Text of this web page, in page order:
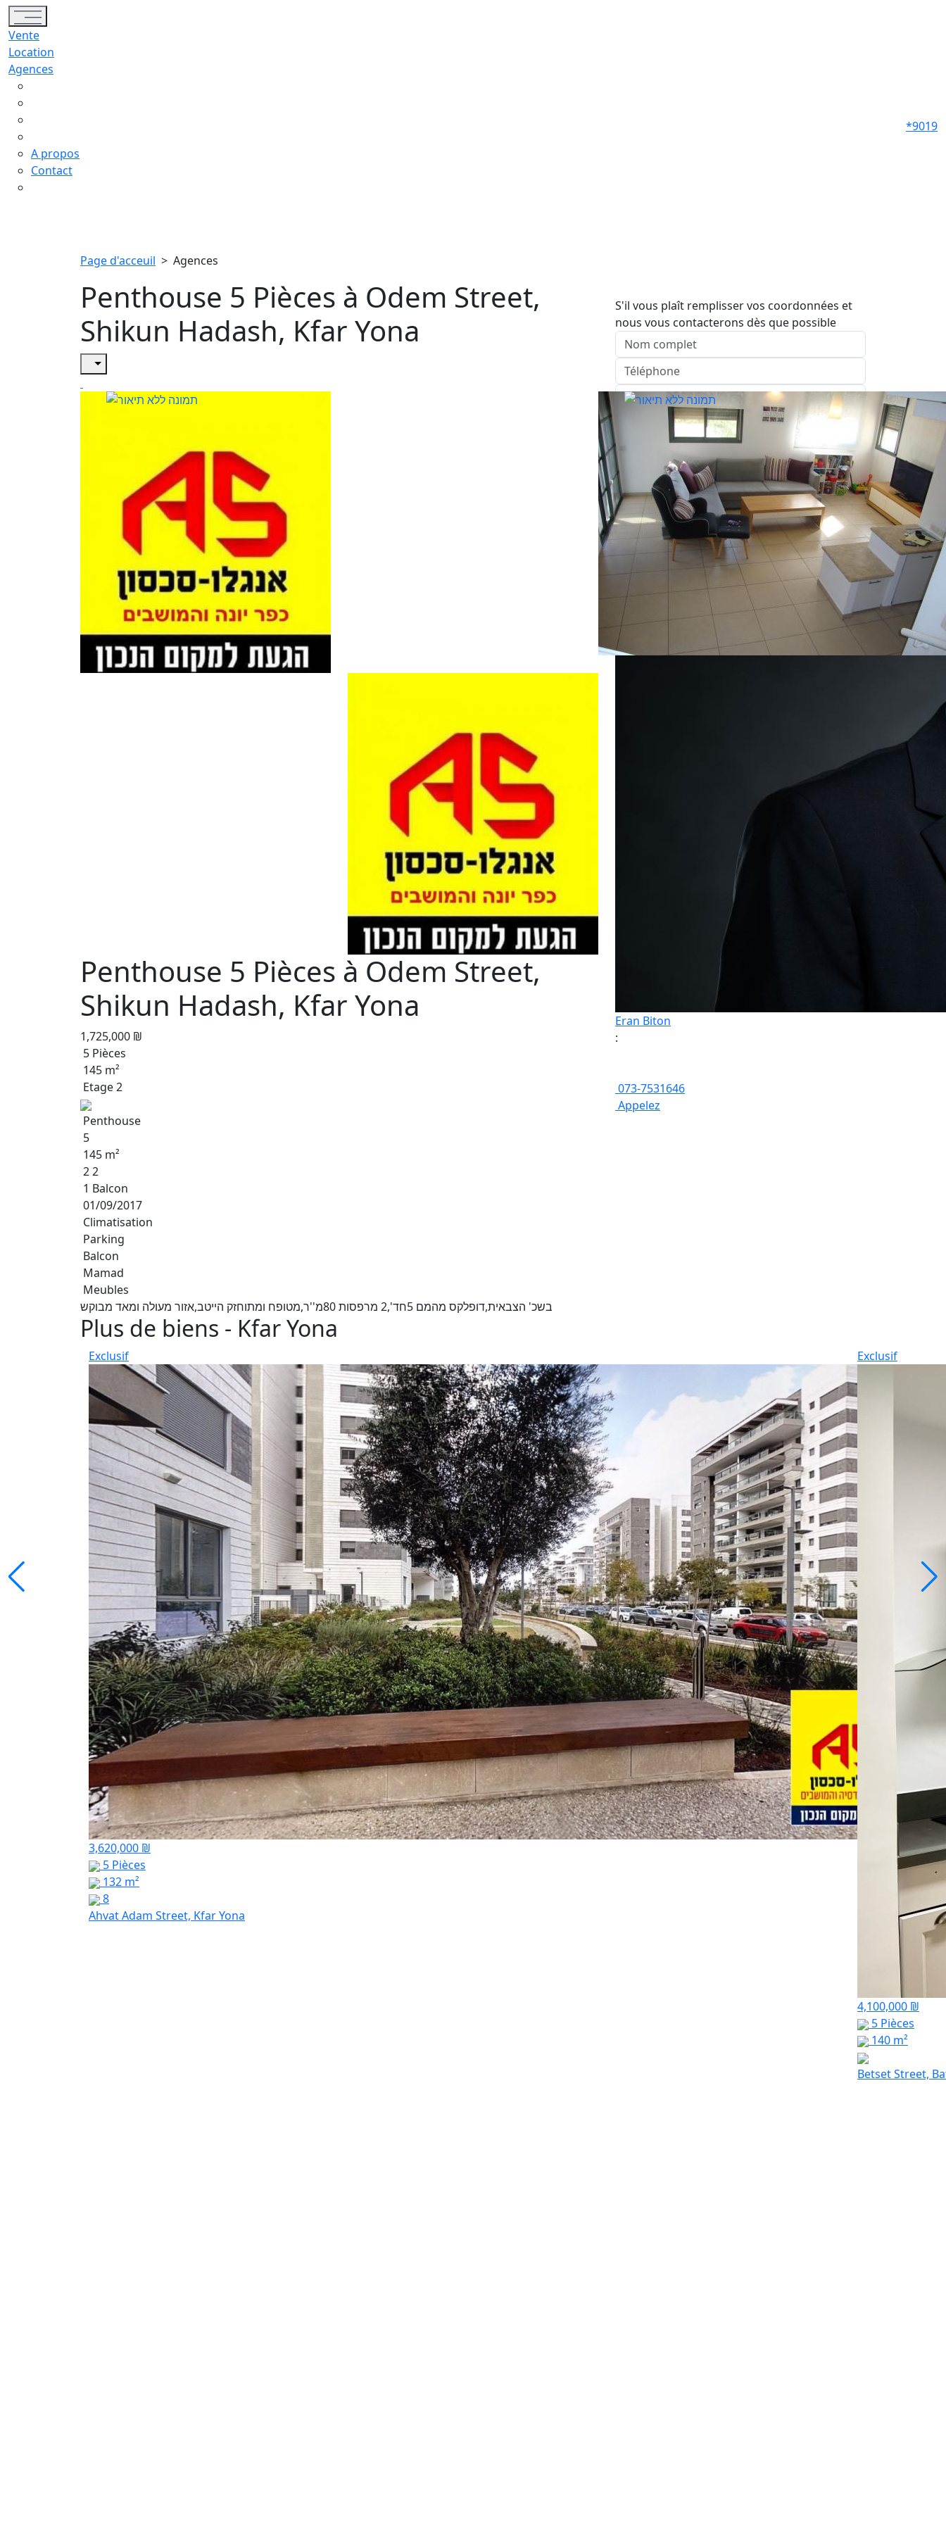
Toggle navigation
Vente
Location
Agences
A propos
Contact
*9019
Page d'acceuil > Agences
Penthouse 5 Pièces à Odem Street,
Shikun Hadash, Kfar Yona
Penthouse 5 Pièces à Odem Street,
Shikun Hadash, Kfar Yona
1,725,000 ₪
5 Pièces
145 m²
Etage 2
Penthouse
5
145 m²
2 2
1 Balcon
01/09/2017
Climatisation
Parking
Balcon
Mamad
Meubles
בשכ' הצבאית,דופלקס מהמם 5חד',2 מרפסות 80מ''ר,מטופח ומתוחזק הייטב,אזור מעולה ומאד מבוקש
S'il vous plaît remplisser vos coordonnées et
nous vous contacterons dès que possible
Eran Biton
:
073-7531646
Appelez
Plus de biens - Kfar Yona
Exclusif
3,620,000 ₪
5 Pièces
132 m²
8
Ahvat Adam Street, Kfar Yona
Exclusif
4,100,000 ₪
5 Pièces
140 m²
Betset Street,